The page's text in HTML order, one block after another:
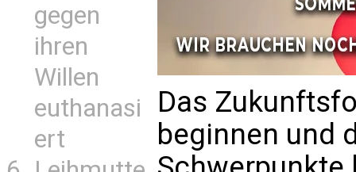
gegen
ihren
Willen
euthanasi
ert
Das
beginnen und